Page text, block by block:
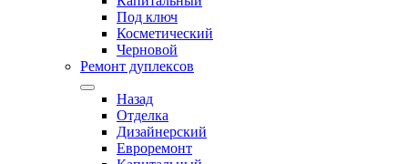
Под ключ
Косметический
Черновой
Ремонт дуплексов
Назад
Отделка
Дизайнерский
Евроремонт